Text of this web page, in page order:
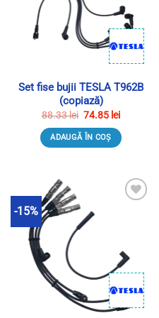
Set fise bujii TESLA T962B
(copiază)
88.33lei Prețul
a
fost:
88.33 lei.
74.85 leiPrețul
este:
74.85 lei.
ADAUGĂ ÎN COȘ
-15% Adauga in Wishlist